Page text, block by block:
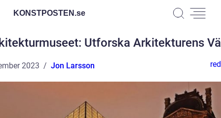
KONSTPOSTEN.se
Utforska Arkitekturens
2023 Jon Larsson